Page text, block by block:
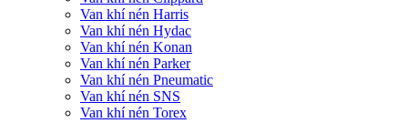
Van khí nén Harris
Van khí nén Hydac
Van khí nén Konan
Van khí nén Parker
Van khí nén Pneumatic
Van khí nén SNS
Van khí nén Torex